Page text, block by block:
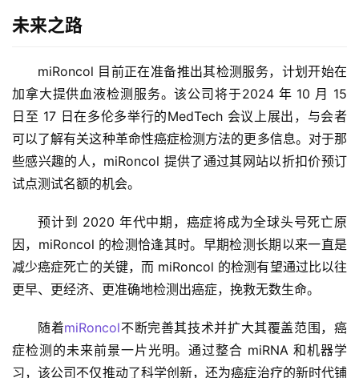
未来之路
miRoncol 目前正在准备推出其检测服务，计划开始在
加拿大提供血液检测服务。该公司将于2024 年 10 月 15
日至 17 日在多伦多举行的MedTech 会议上展出，与会者
可以了解有关这种革命性癌症检测方法的更多信息。对于那
些感兴趣的人，miRoncol 提供了通过其网站以折扣价预订
试点测试名额的机会。
预计到 2020 年代中期，癌症将成为全球头号死亡原
因，miRoncol 的检测恰逢其时。早期检测长期以来一直是
减少癌症死亡的关键，而 miRoncol 的检测有望通过比以往
更早、更经济、更准确地检测出癌症，挽救无数生命。
随着miRoncol不断完善其技术并扩大其覆盖范围，癌
症检测的未来前景一片光明。通过整合 miRNA 和机器学
习，该公司不仅推动了科学创新，还为癌症治疗的新时代铺